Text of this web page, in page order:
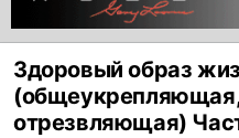
Здоровый образ
отрезвляющая)